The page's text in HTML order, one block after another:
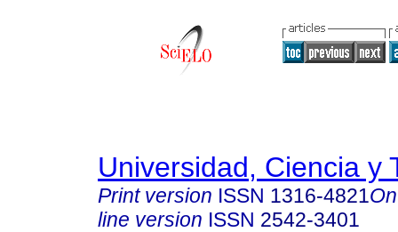
Universidad, Ciencia y
Print version ISSN 1316-4821
line version ISSN 2542-3401